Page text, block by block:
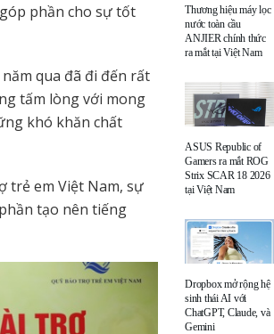
phần cho sự tốt
qua đã đi đến rất
tấm lòng với mong
khó khăn chất
trẻ em Việt Nam, sự
tạo nên tiếng
Thương hiệu máy lọc
nước toàn cầu
ANJIER chính thức
ra mắt tại Việt Nam
ASUS Republic of
Gamers ra mắt ROG
Strix SCAR 18 2026
tại Việt Nam
Dropbox mở rộng hệ
sinh thái AI với
ChatGPT, Claude, và
Gemini